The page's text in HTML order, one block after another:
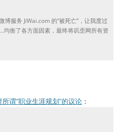
服务 JiWai.com 的“被死亡”，让我度过
衡了各方面因素，最终将叽歪网所有资
所谓“职业生涯规划”的议论 ：